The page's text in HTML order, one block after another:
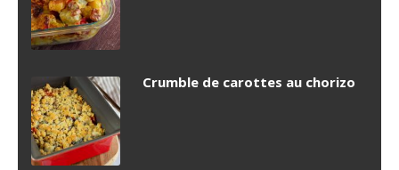
Crumble de carottes au chorizo